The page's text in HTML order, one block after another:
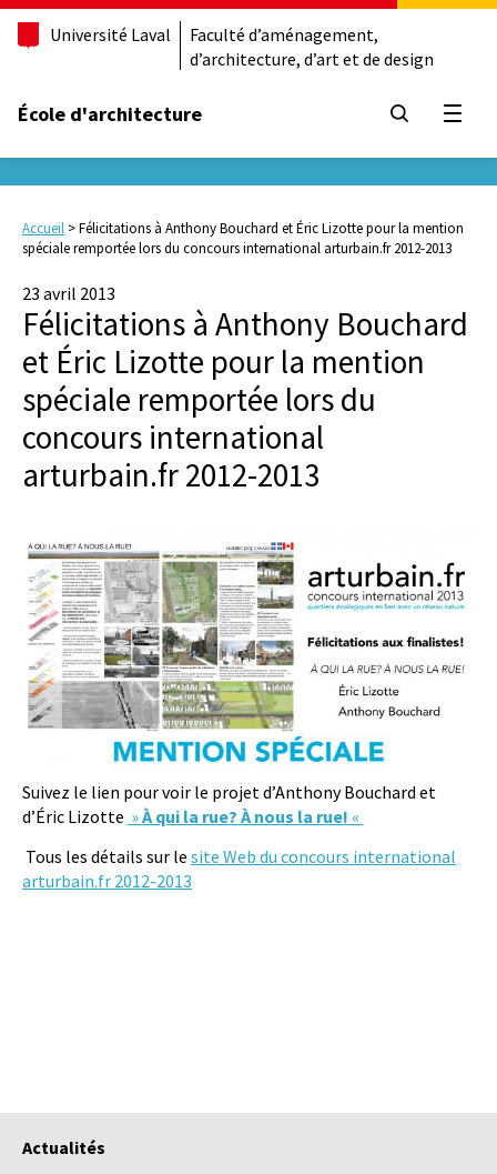
Université Laval
Faculté d’aménagement,
d’architecture, d’art et de design
École d'architecture
Accueil >Félicitations à Anthony Bouchard et Éric Lizotte pour la mention
spéciale remportée lors du concours international arturbain.fr 2012-2013
23 avril 2013
Félicitations à Anthony Bouchard
et Éric Lizotte pour la mention
spéciale remportée lors du
concours international
arturbain.fr 2012-2013
Suivez le lien pour voir le projet d’Anthony Bouchard et
d’Éric Lizotte »À qui la rue? À nous la rue! «
Tous les détails sur le site Web du concours international
arturbain.fr 2012-2013
Actualités